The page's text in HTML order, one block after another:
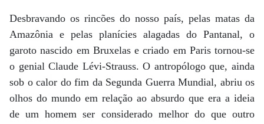
Desbravando os rincões do nosso país, pelas matas da
Amazônia e pelas planícies alagadas do Pantanal, o
garoto nascido em Bruxelas e criado em Paris tornou-se
o genial Claude Lévi-Strauss. O antropólogo que, ainda
sob o calor do fim da Segunda Guerra Mundial, abriu os
olhos do mundo em relação ao absurdo que era a ideia
de um homem ser considerado melhor do que outro